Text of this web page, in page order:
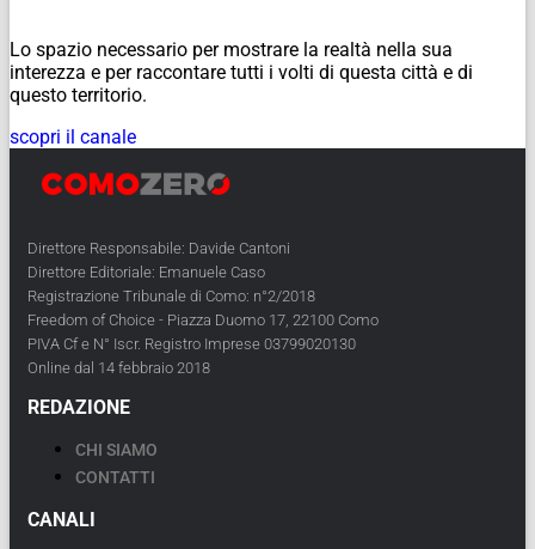
Lo spazio necessario per mostrare la realtà nella sua
interezza e per raccontare tutti i volti di questa città e di
questo territorio.
scopri il canale
Direttore Responsabile: Davide Cantoni
Direttore Editoriale: Emanuele Caso
Registrazione Tribunale di Como: n°2/2018
Freedom of Choice - Piazza Duomo 17, 22100 Como
PIVA Cf e N° Iscr. Registro Imprese 03799020130
Online dal 14 febbraio 2018
REDAZIONE
CHI SIAMO
CONTATTI
CANALI